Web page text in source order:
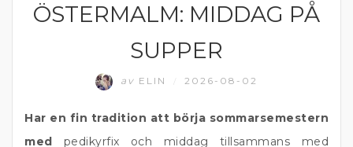
ÖSTERMALM
ÖSTERMALM: MIDDAG PÅ
SUPPER
av ELIN 2026-08-02
Har en fin tradition att börja sommarsemestern
med pedikyrfix och middag tillsammans med